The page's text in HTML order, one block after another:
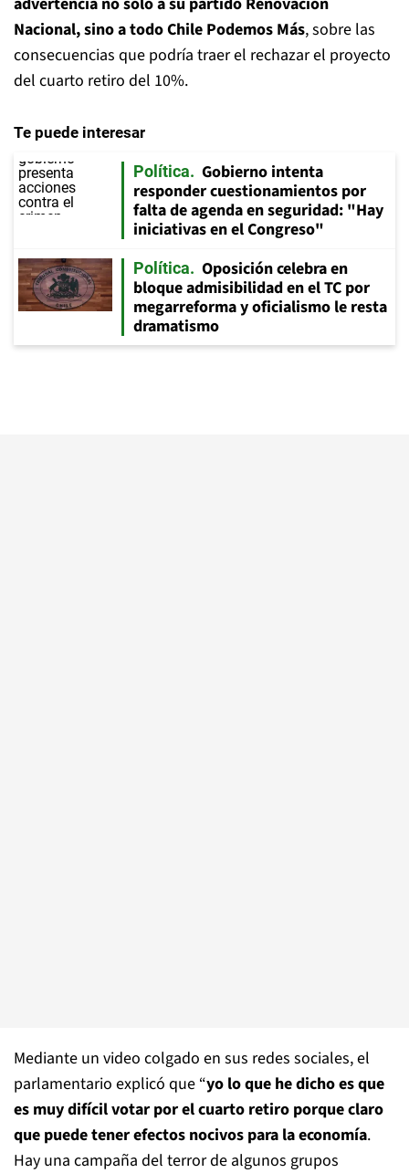
Nacional, sino a todo Chile Podemos Más, sobre las
consecuencias que podría traer el rechazar el proyecto
del cuarto retiro del 10%.
Te puede interesar
Política
Gobierno intenta
responder cuestionamientos por
falta de agenda en seguridad: "Hay
iniciativas en el Congreso"
Política
Oposición celebra en
bloque admisibilidad en el TC por
megarreforma y oficialismo le resta
dramatismo
Mediante un video colgado en sus redes sociales, el
parlamentario explicó que “yo lo que he dicho es que
es muy difícil votar por el cuarto retiro porque claro
que puede tener efectos nocivos para la economía.
Hay una campaña del terror de algunos grupos